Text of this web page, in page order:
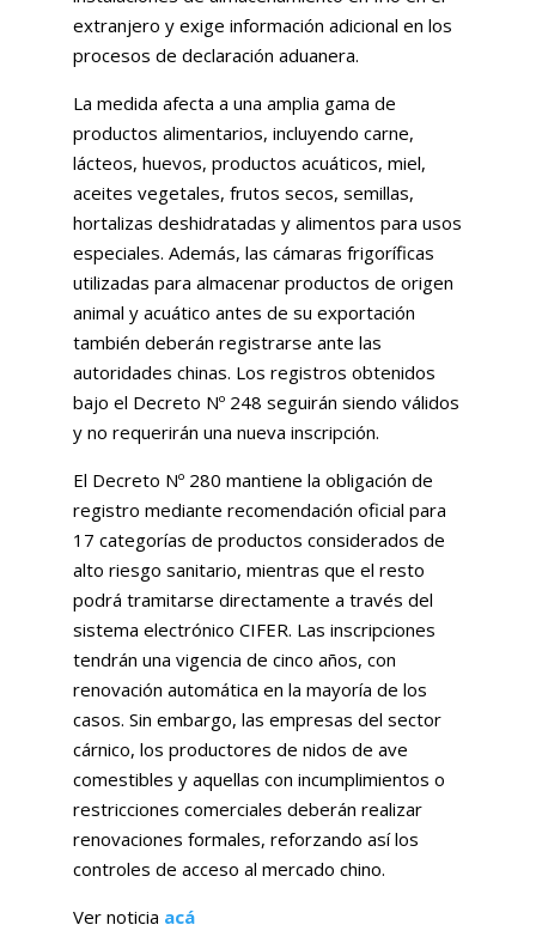
extranjero y exige información adicional en los
procesos de declaración aduanera.
La medida afecta a una amplia gama de
productos alimentarios, incluyendo carne,
lácteos, huevos, productos acuáticos, miel,
aceites vegetales, frutos secos, semillas,
hortalizas deshidratadas y alimentos para usos
especiales. Además, las cámaras frigoríficas
utilizadas para almacenar productos de origen
animal y acuático antes de su exportación
también deberán registrarse ante las
autoridades chinas. Los registros obtenidos
bajo el Decreto Nº 248 seguirán siendo válidos
y no requerirán una nueva inscripción.
El Decreto Nº 280 mantiene la obligación de
registro mediante recomendación oficial para
17 categorías de productos considerados de
alto riesgo sanitario, mientras que el resto
podrá tramitarse directamente a través del
sistema electrónico CIFER. Las inscripciones
tendrán una vigencia de cinco años, con
renovación automática en la mayoría de los
casos. Sin embargo, las empresas del sector
cárnico, los productores de nidos de ave
comestibles y aquellas con incumplimientos o
restricciones comerciales deberán realizar
renovaciones formales, reforzando así los
controles de acceso al mercado chino.
Ver noticia acá